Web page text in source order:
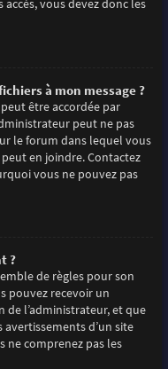
vous devez donc les
à mon message ?
être accordée par
peut ne pas
le forum dans lequel vous
en joindre. Contactez
vous ne pouvez pas
?
de règles pour son
pouvez recevoir un
de l’administrateur, et que
avertissements d’un site
ne comprenez pas les